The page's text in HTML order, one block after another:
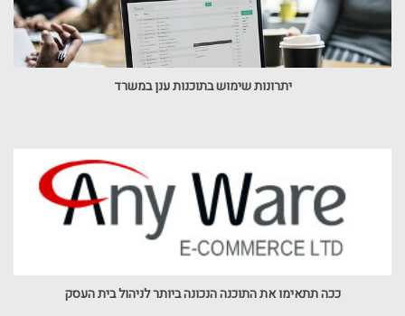
יתרונות שימוש בתוכנות ענן במשרד
ככה תתאימו את התוכנה הנכונה ביותר לניהול בית העסק